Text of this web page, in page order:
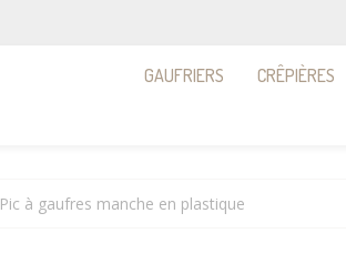
GAUFRIERS CRÊPIÈRES
Pic à gaufres manche en plastique